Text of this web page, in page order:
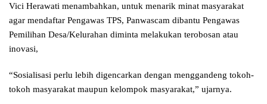
Vici Herawati menambahkan, untuk menarik minat masyarakat
agar mendaftar Pengawas TPS, Panwascam dibantu Pengawas
Pemilihan Desa/Kelurahan diminta melakukan terobosan atau
inovasi,
“Sosialisasi perlu lebih digencarkan dengan menggandeng tokoh-
tokoh masyarakat maupun kelompok masyarakat,” ujarnya.